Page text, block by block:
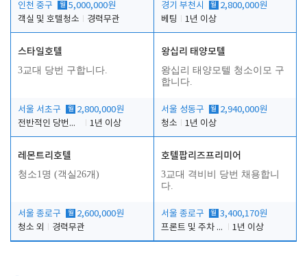
인천 중구 월 5,000,000원
객실 및 호텔청소
경력무관
경기 부천시 월 2,800,000원
베팅
1년 이상
스타일호텔
3교대 당번 구합니다.
서울 서초구 월 2,800,000원
전반적인 당번업무
1년 이상
왕십리 태양모텔
왕십리 태양모텔 청소이모 구
합니다.
서울 성동구 월 2,940,000원
청소
1년 이상
레몬트리호텔
청소1명 (객실26개)
서울 종로구 월 2,600,000원
청소 외
경력무관
호텔팝리즈프리미어
3교대 격비비 당번 채용합니
다.
서울 종로구 월 3,400,170원
프론트 및 주차 객실관리
1년 이상